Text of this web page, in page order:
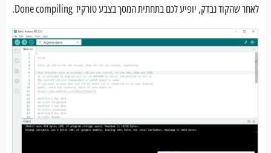
לאחר שהקוד נבדק, יופיע לכם בתחתית המסך בצבע טורקיז Done compiling.